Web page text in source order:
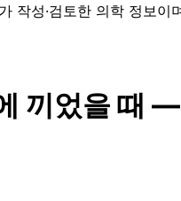
작성·검토한 의학 정보이
끼었을 때